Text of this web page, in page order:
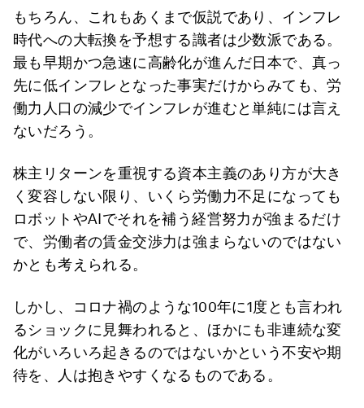
もちろん、これもあくまで仮説であり、インフレ
時代への大転換を予想する識者は少数派である。
最も早期かつ急速に高齢化が進んだ日本で、真っ
先に低インフレとなった事実だけからみても、労
働力人口の減少でインフレが進むと単純には言え
ないだろう。
株主リターンを重視する資本主義のあり方が大き
く変容しない限り、いくら労働力不足になっても
ロボットやAIでそれを補う経営努力が強まるだけ
で、労働者の賃金交渉力は強まらないのではない
かとも考えられる。
しかし、コロナ禍のような100年に1度とも言われ
るショックに見舞われると、ほかにも非連続な変
化がいろいろ起きるのではないかという不安や期
待を、人は抱きやすくなるものである。